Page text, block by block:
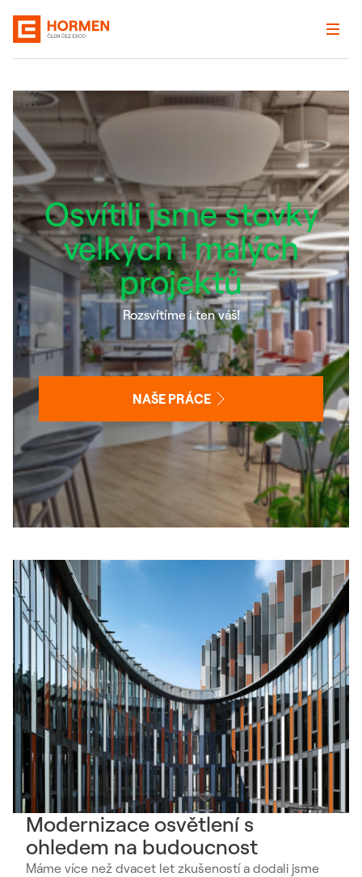
Osvítili jsme stovky
velkých i malých
projektů
Rozsvítíme i ten váš!
NAŠE PRÁCE
Modernizace osvětlení s
ohledem na budoucnost
Máme více než dvacet let zkušeností a dodali jsme